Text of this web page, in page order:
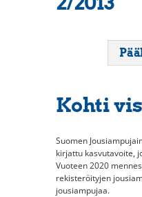
Kohti
Suomen
kirjattu kasvutavoite,
Vuoteen 2020
rekisteröityjen
jousiampujaa.